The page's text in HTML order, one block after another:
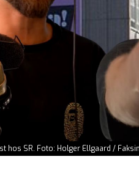
hos SR. Foto: Holger Ellgaard /